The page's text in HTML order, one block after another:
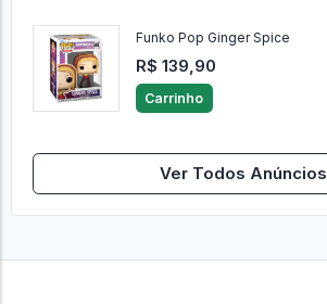
Funko Pop Ginger Spice
R$ 139,90
Carrinho
Ver Todos Anúncios